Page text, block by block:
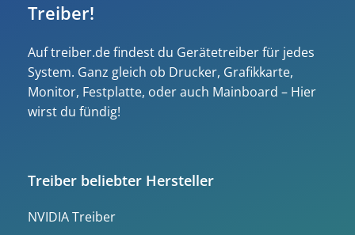
Treiber!
Auf treiber.de findest du Gerätetreiber für jedes
System. Ganz gleich ob Drucker, Grafikkarte,
Monitor, Festplatte, oder auch Mainboard – Hier
wirst du fündig!
Treiber beliebter Hersteller
NVIDIA Treiber